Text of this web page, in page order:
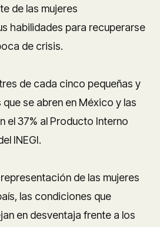
de las mujeres
habilidades para recuperarse
de crisis.
de cada cinco pequeñas y
se abren en México y las
el 37% al Producto Interno
INEGI.
de las mujeres
las condiciones que
en desventaja frente a los